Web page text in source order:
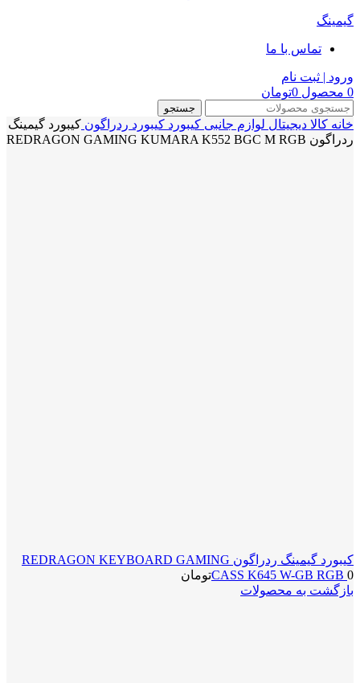
گیمینگ
تماس با ما
ورود | ثبت نام
0 محصول 0تومان
جستجو
خانه کالا دیجیتال لوازم جانبی کیبورد کیبورد ردراگون کیبورد گیمینگ
ردراگون REDRAGON GAMING KUMARA K552 BGC M RGB
کیبورد گیمینگ ردراگون REDRAGON KEYBOARD GAMING
CASS K645 W-GB RGB 0
تومان
بازگشت به محصولات